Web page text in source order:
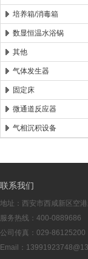
培养箱/消毒箱
数显恒温水浴锅
其他
气体发生器
固定床
微通道反应器
气相沉积设备
联系我们
地址：西安市西咸新区空
服务热线：400-0889686
公司传真：029-86125200
Email：